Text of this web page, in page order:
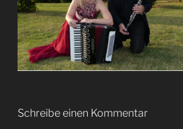
Schreibe einen Kommentar